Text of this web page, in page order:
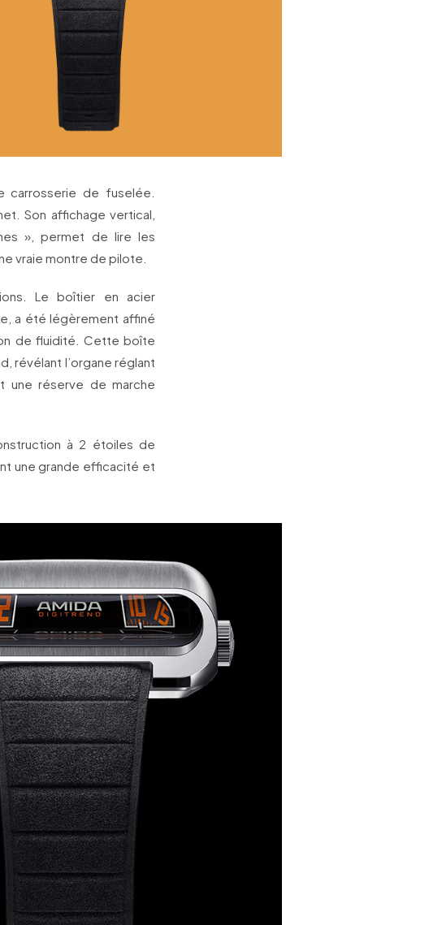
carrosserie de fuselée.
Son affichage vertical,
», permet de lire les
vraie montre de pilote.
Le boîtier en acier
a été légèrement affiné
de fluidité. Cette boîte
révélant l’organe réglant
une réserve de marche
à 2 étoiles de
une grande efficacité et